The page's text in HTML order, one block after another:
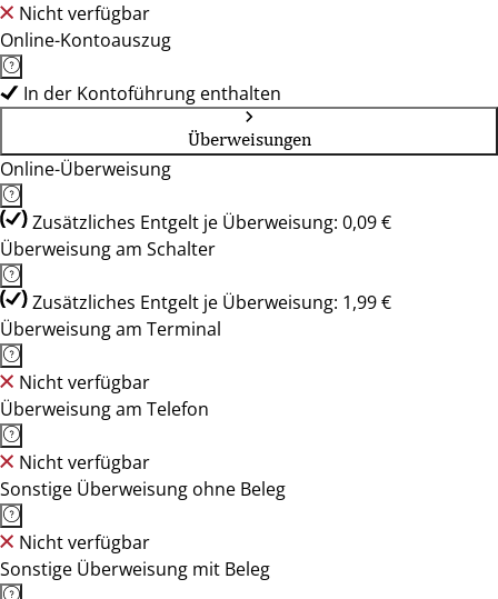
Nicht verfügbar
Online-Kontoauszug
In der Kontoführung enthalten
Überweisungen
Online-Überweisung
Zusätzliches Entgelt je Überweisung: 0,09 €
Überweisung am Schalter
Zusätzliches Entgelt je Überweisung: 1,99 €
Überweisung am Terminal
Nicht verfügbar
Überweisung am Telefon
Nicht verfügbar
Sonstige Überweisung ohne Beleg
Nicht verfügbar
Sonstige Überweisung mit Beleg